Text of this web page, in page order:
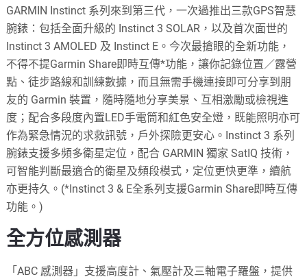
GARMIN Instinct 系列來到第三代，一次過推出三款GPS智慧
腕錶：包括全面升級的 Instinct 3 SOLAR，以及首次面世的
Instinct 3 AMOLED 及 Instinct E。今次最搶眼的全新功能，
不得不提Garmin Share即時互傳*功能，讓你記錄位置／露營
點、徒步路線和訓練數據，而且無需手機連接即可分享到朋
友的 Garmin 裝置，隨時隨地分享美景、互相激勵或檢視進
度；配合多段度內置LED手電筒和紅色安全燈，既能照明亦可
作為緊急情況的求救訊號，戶外探險更安心。Instinct 3 系列
腕錶支援多頻多衛星定位，配合 GARMIN 獨家 SatIQ 技術，
可智能判斷最適合的衛星及頻段模式，定位更快更準，續航
亦更持久。(*Instinct 3 & E全系列支援Garmin Share即時互傳
功能。)
全方位感測器
「ABC 感測器」支援高度計、氣壓計及三軸電子羅盤，提供